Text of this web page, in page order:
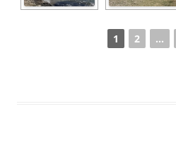
1 2 ...